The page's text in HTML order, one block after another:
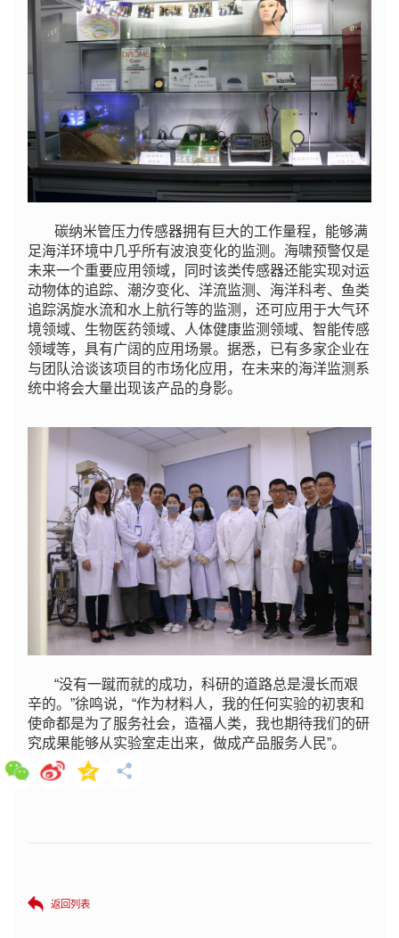
碳纳米管压力传感器拥有巨大的工作量程，能够满
足海洋环境中几乎所有波浪变化的监测。海啸预警仅是
未来一个重要应用领域，同时该类传感器还能实现对运
动物体的追踪、潮汐变化、洋流监测、海洋科考、鱼类
追踪涡旋水流和水上航行等的监测，还可应用于大气环
境领域、生物医药领域、人体健康监测领域、智能传感
领域等，具有广阔的应用场景。据悉，已有多家企业在
与团队洽谈该项目的市场化应用，在未来的海洋监测系
统中将会大量出现该产品的身影。
“没有一蹴而就的成功，科研的道路总是漫长而艰
辛的。”徐鸣说，“作为材料人，我的任何实验的初衷和
使命都是为了服务社会，造福人类，我也期待我们的研
究成果能够从实验室走出来，做成产品服务人民”。
返回列表